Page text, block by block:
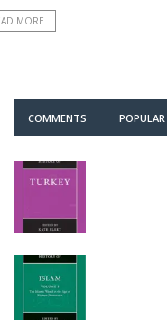
MORE
POPULAR
COMMENTS